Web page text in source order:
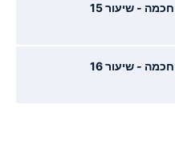
- שיעור 15
- שיעור 16